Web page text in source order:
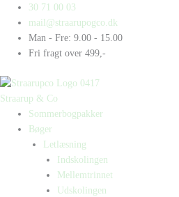
indholdet
30 71 00 03
mail@straarupogco.dk
Man - Fre: 9.00 - 15.00
Fri fragt over 499,-
Straarup & Co
Sommerbogpakker
Bøger
Letlæsning
Indskolingen
Mellemtrinnet
Udskolingen
Products
search
Products
search
dødlækre
antal